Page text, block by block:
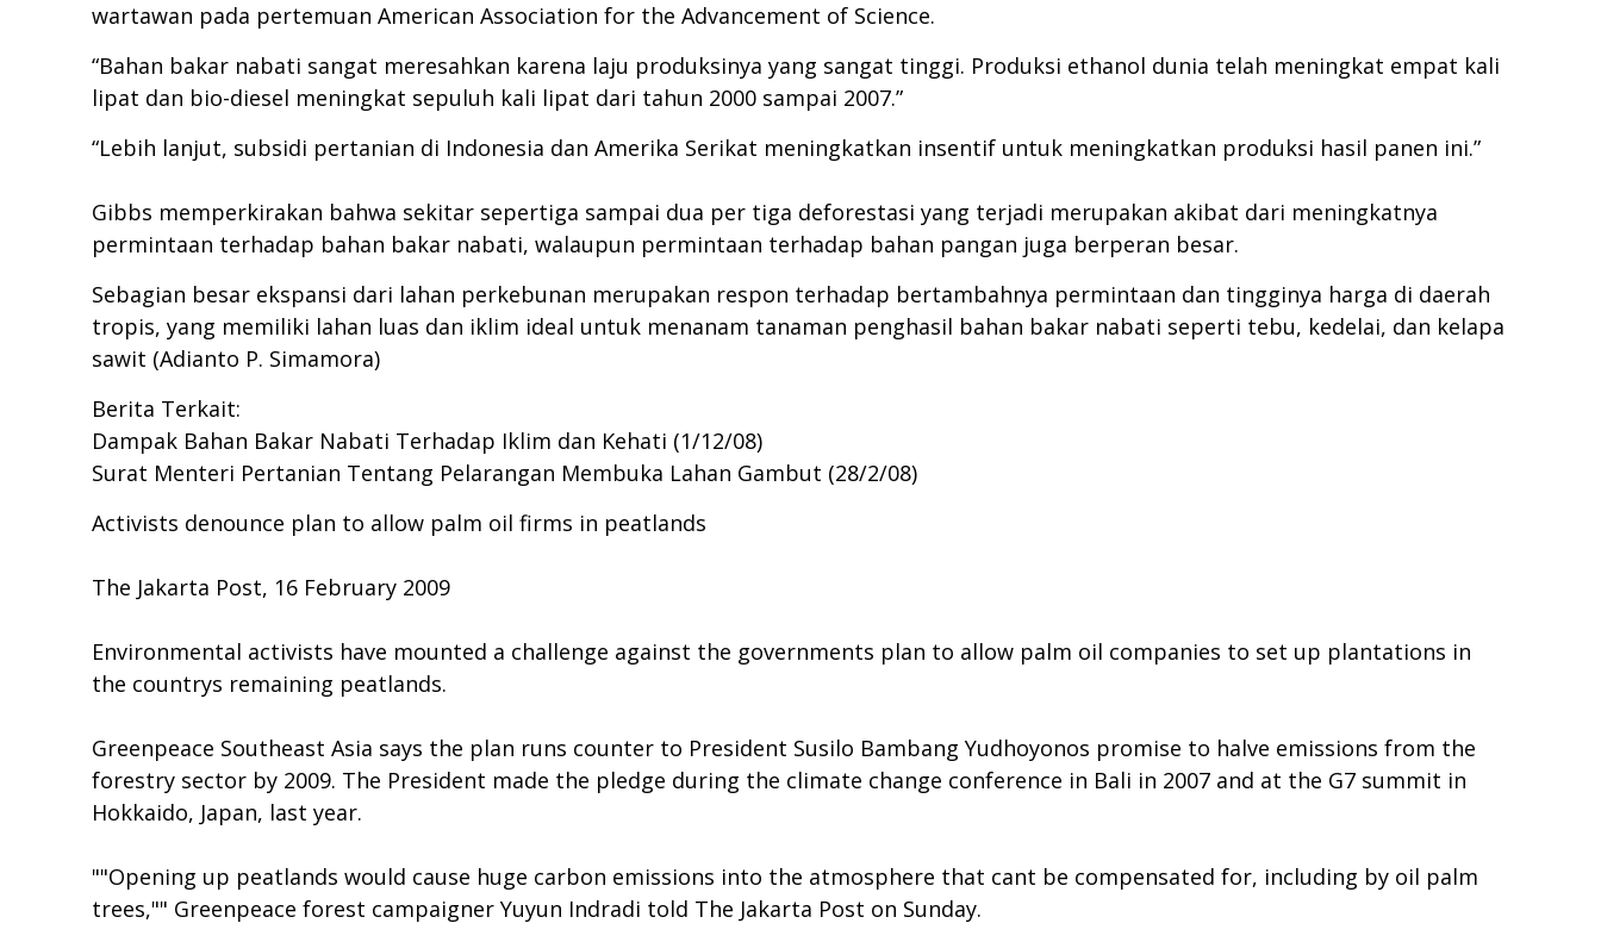
wartawan pada pertemuan American Association for the Advancement of Science.
“Bahan bakar nabati sangat meresahkan karena laju produksinya yang sangat tinggi. Produksi ethanol dunia telah meningkat empat kali
lipat dan bio-diesel meningkat sepuluh kali lipat dari tahun 2000 sampai 2007.”
“Lebih lanjut, subsidi pertanian di Indonesia dan Amerika Serikat meningkatkan insentif untuk meningkatkan produksi hasil panen ini.”
Gibbs memperkirakan bahwa sekitar sepertiga sampai dua per tiga deforestasi yang terjadi merupakan akibat dari meningkatnya
permintaan terhadap bahan bakar nabati, walaupun permintaan terhadap bahan pangan juga berperan besar.
Sebagian besar ekspansi dari lahan perkebunan merupakan respon terhadap bertambahnya permintaan dan tingginya harga di daerah
tropis, yang memiliki lahan luas dan iklim ideal untuk menanam tanaman penghasil bahan bakar nabati seperti tebu, kedelai, dan kelapa
sawit (Adianto P. Simamora)
Berita Terkait:
Dampak Bahan Bakar Nabati Terhadap Iklim dan Kehati (1/12/08)
Surat Menteri Pertanian Tentang Pelarangan Membuka Lahan Gambut (28/2/08)
Activists denounce plan to allow palm oil firms in peatlands
The Jakarta Post, 16 February 2009
Environmental activists have mounted a challenge against the governments plan to allow palm oil companies to set up plantations in
the countrys remaining peatlands.
Greenpeace Southeast Asia says the plan runs counter to President Susilo Bambang Yudhoyonos promise to halve emissions from the
forestry sector by 2009. The President made the pledge during the climate change conference in Bali in 2007 and at the G7 summit in
Hokkaido, Japan, last year.
""Opening up peatlands would cause huge carbon emissions into the atmosphere that cant be compensated for, including by oil palm
trees,"" Greenpeace forest campaigner Yuyun Indradi told The Jakarta Post on Sunday.